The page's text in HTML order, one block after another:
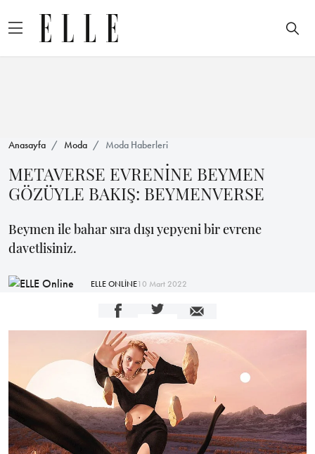
Anasayfa Moda Moda Haberleri
METAVERSE EVRENİNE BEYMEN
GÖZÜYLE BAKIŞ: BEYMENVERSE
Beymen ile bahar sıra dışı yepyeni bir evrene
davetlisiniz.
ELLE ONLİNE10 Mart 2022